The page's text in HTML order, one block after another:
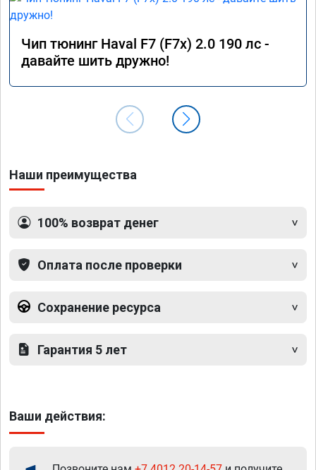
Чип тюнинг Haval F7 (F7x) 2.0 190 лс -
давайте шить дружно!
Наши преимущества
100% возврат денег
Оплата после проверки
Сохранение ресурса
Гарантия 5 лет
Ваши действия: